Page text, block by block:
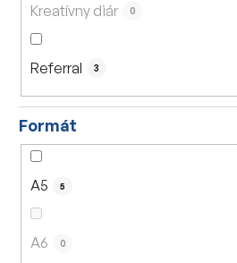
Kreatívny diár 0
Referral 3
Formát
A5 5
A6 0